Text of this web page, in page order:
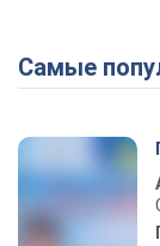
Самые